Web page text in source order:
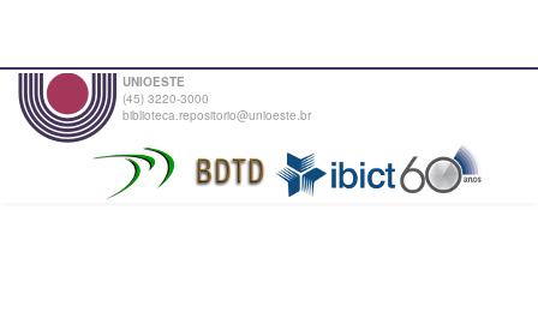
UNIOESTE
(45) 3220-3000
biblioteca.repositorio@unioeste.br